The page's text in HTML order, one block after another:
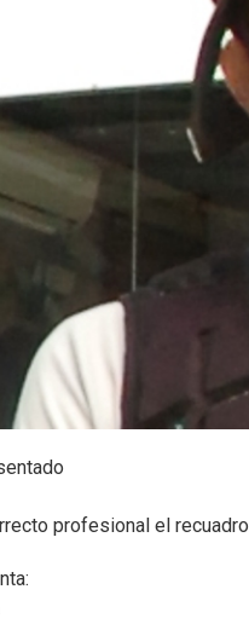
profesional el